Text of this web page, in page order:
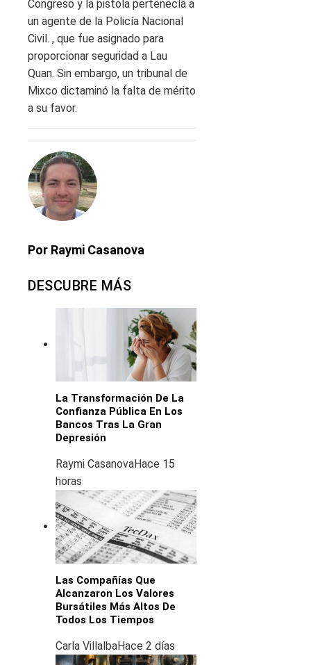
Congreso y la pistola pertenecía a
un agente de la Policía Nacional
Civil. , que fue asignado para
proporcionar seguridad a Lau
Quan. Sin embargo, un tribunal de
Mixco dictaminó la falta de mérito
a su favor.
Por Raymi Casanova
DESCUBRE MÁS
La Transformación De La
Confianza Pública En Los
Bancos Tras La Gran
Depresión
Raymi CasanovaHace 15
horas
Las Compañías Que
Alcanzaron Los Valores
Bursátiles Más Altos De
Todos Los Tiempos
Carla VillalbaHace 2 días